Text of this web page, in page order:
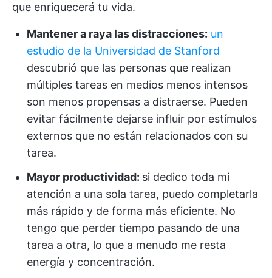
que enriquecerá tu vida.
Mantener a raya las distracciones: un
estudio de la Universidad de Stanford
descubrió que las personas que realizan
múltiples tareas en medios menos intensos
son menos propensas a distraerse. Pueden
evitar fácilmente dejarse influir por estímulos
externos que no están relacionados con su
tarea.
Mayor productividad: si dedico toda mi
atención a una sola tarea, puedo completarla
más rápido y de forma más eficiente. No
tengo que perder tiempo pasando de una
tarea a otra, lo que a menudo me resta
energía y concentración.